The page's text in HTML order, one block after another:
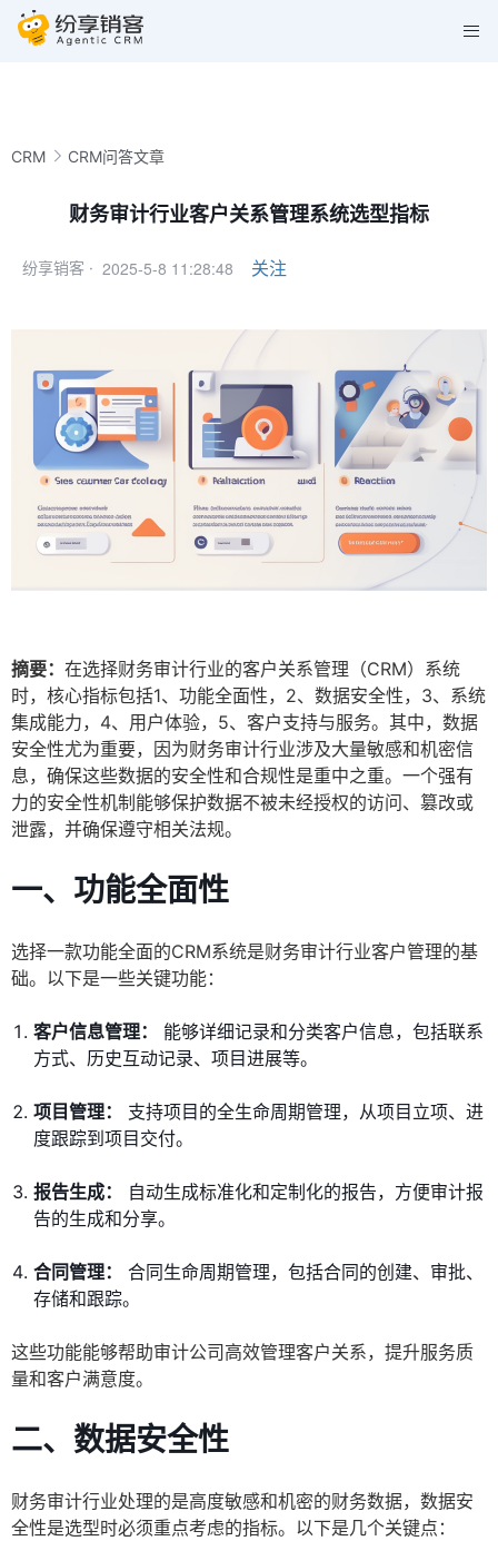
CRM CRM问答文章
财务审计行业客户关系管理系统选型指标
纷享销客 · 2025-5-8 11:28:48 关注
摘要： 在选择财务审计行业的客户关系管理（CRM）系统
时，核心指标包括1、功能全面性，2、数据安全性，3、系统
集成能力，4、用户体验，5、客户支持与服务。其中，数据
安全性尤为重要，因为财务审计行业涉及大量敏感和机密信
息，确保这些数据的安全性和合规性是重中之重。一个强有
力的安全性机制能够保护数据不被未经授权的访问、篡改或
泄露，并确保遵守相关法规。
一、功能全面性
选择一款功能全面的CRM系统是财务审计行业客户管理的基
础。以下是一些关键功能：
客户信息管理：
能够详细记录和分类客户信息，包括联系
方式、历史互动记录、项目进展等。
项目管理：
支持项目的全生命周期管理，从项目立项、进
度跟踪到项目交付。
报告生成：
自动生成标准化和定制化的报告，方便审计报
告的生成和分享。
合同管理：
合同生命周期管理，包括合同的创建、审批、
存储和跟踪。
这些功能能够帮助审计公司高效管理客户关系，提升服务质
量和客户满意度。
二、数据安全性
财务审计行业处理的是高度敏感和机密的财务数据，数据安
全性是选型时必须重点考虑的指标。以下是几个关键点：